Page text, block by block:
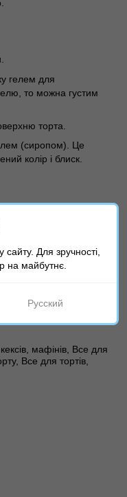
гелем для
то можна густим
торта.
(сиропом). Це
колір і блиск.
відтінок товару
мафінів, Все для
Все для тортів,
Для зручності,
на майбутнє.
Русский